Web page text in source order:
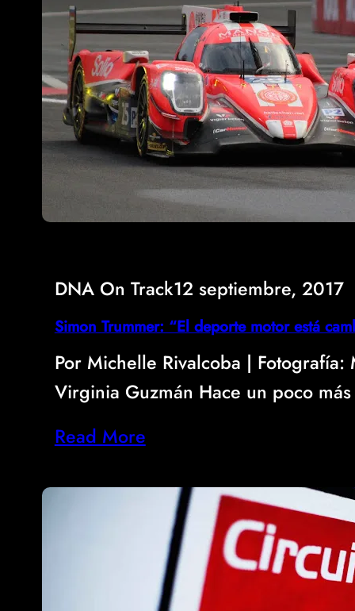
DNA On Track12 septiembre, 2017
Simon Trummer: “El deporte motor está
Por Michelle Rivalcoba |
Virginia Guzmán Hace un poco
Read More